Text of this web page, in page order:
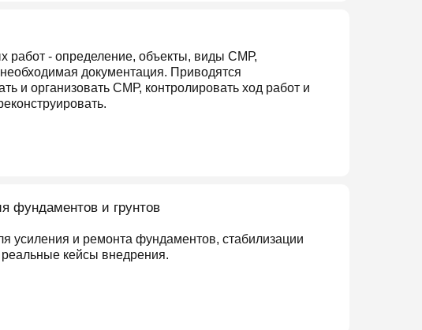
работ - определение, объекты, виды СМР,
документация. Приводятся
и организовать СМР, контролировать ход работ и
фундаментов и грунтов
усиления и ремонта фундаментов, стабилизации
реальные кейсы внедрения.